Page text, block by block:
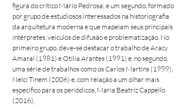
figura do crítico Mário Pedrosa; e um segundo, formado
por grupo de estudiosos interessados na historiografia
da arquitetura moderna e que mapeiam seus principais
intérpretes, veículos de difusão e problematização. No
primeiro grupo, deve-se destacar o trabalho de Aracy
Amaral (1981) e Otília Arantes (1991) e, no segundo,
uma série de trabalhos como os Carlos Martins (1999),
Nelci Tinem (2006) e, com relação a um olhar mais
específico para os periódicos, Maria Beatriz Cappello
(2016).